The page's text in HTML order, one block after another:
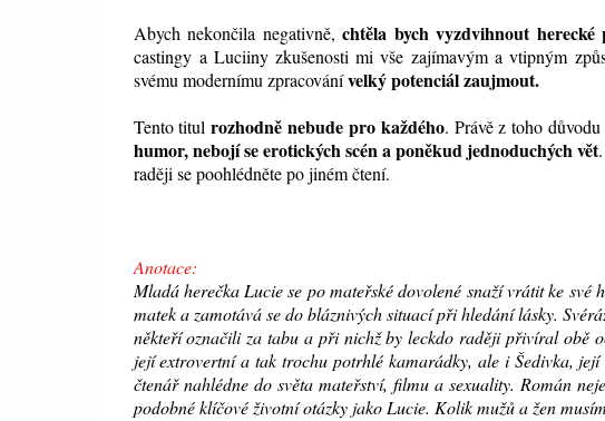
Abych nekončila negativně, chtěla bych vyzdvihnout
castingy a Luciiny zkušenosti mi vše zajímavým a vtipným
svému modernímu zpracovánívelký potenciál zaujmout.
Tento titul rozhodně nebude pro každého. Právě z toho
humor, nebojí se erotických scén a poněkud jednoduchých vět
raději se poohlédněte po jiném čtení.
Anotace:
Mladá herečka Lucie se po mateřské dovolené snaží vrátit ke své
matek a zamotává se do bláznivých situací při hledání lásky.
někteří označili za tabu a při nichž by leckdo raději přivíral obě
její extrovertní a tak trochu potrhlé kamarádky, ale i Šedivka,
čtenář nahlédne do světa mateřství, filmu a sexuality. Román
podobné klíčové životní otázky jako Lucie. Kolik mužů a žen